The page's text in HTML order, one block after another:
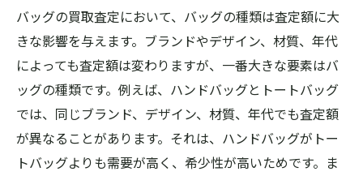
バッグの買取査定において、バッグの種類は査定額に大
きな影響を与えます。ブランドやデザイン、材質、年代
によっても査定額は変わりますが、一番大きな要素はバ
ッグの種類です。例えば、ハンドバッグとトートバッグ
では、同じブランド、デザイン、材質、年代でも査定額
が異なることがあります。それは、ハンドバッグがトー
トバッグよりも需要が高く、希少性が高いためです。ま